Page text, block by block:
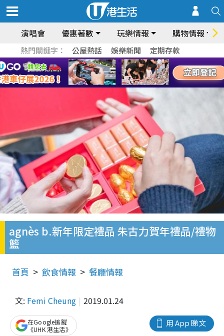
演唱會 優惠著數 玩樂情報 購物情報
熱門關鍵字： 公屋熱話 娛樂新聞 定期存款
agnès b.新年限定禮品 朱古力賀年禮品/禮物
籃
首頁 飲食情報 餐廳情報
文: Femi Cheung 2019.01.24
用 App 睇文
在Google追蹤
《UHK 港生活》